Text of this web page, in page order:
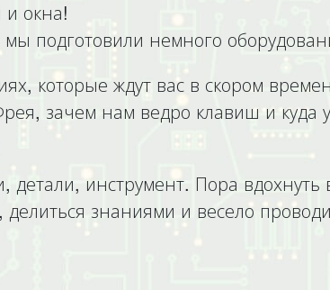
и окна!
мы подготовили немного
которые ждут вас в скором
зачем нам ведро клавиш и куда
детали, инструмент. Пора
знаниями и весело